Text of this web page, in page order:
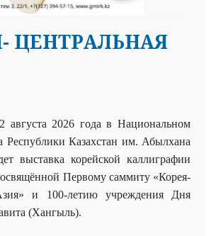
ЦЕНТРАЛЬНАЯ
2026 года в Национальном
Республики Казахстан им. Абылхана
выставка корейской каллиграфии
Первому саммиту «Корея-
и 100-летию учреждения Дня
(Хангыль).